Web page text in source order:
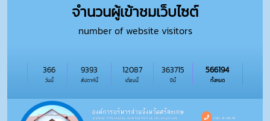
จำนวนผู้เข้าชมเว็บไซต์
number of website visitors
วันนี้
366
สัปดาห์นี้
9393
เดือนนี้
12087
ปีนี้
363715
ทั้งหมด
566194